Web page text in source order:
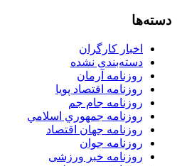
دسته‌ها
اخبار کارگران
دسته‌بندی نشده
روزنامه آرمان
روزنامه اقتصاد پویا
روزنامه جام جم
روزنامه جمهوري اسلامي
روزنامه جهان اقتصاد
روزنامه جوان
روزنامه خبر ورزشى